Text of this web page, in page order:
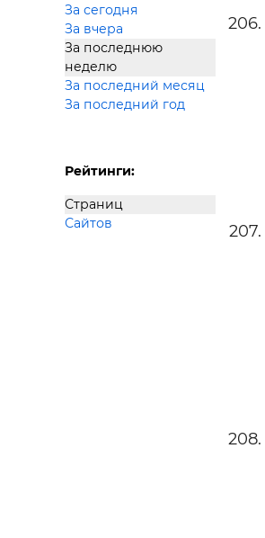
За сегодня
За вчера
За последнюю
неделю
За последний месяц
За последний год
Рейтинги:
Страниц
Сайтов